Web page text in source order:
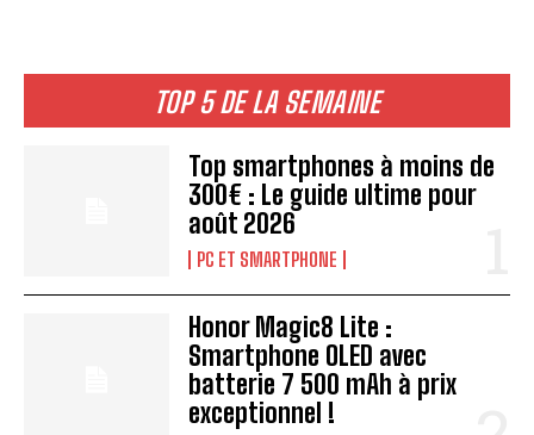
TOP 5 DE LA SEMAINE
Top smartphones à moins de
300€ : Le guide ultime pour
août 2026
PC ET SMARTPHONE
Honor Magic8 Lite :
Smartphone OLED avec
batterie 7 500 mAh à prix
exceptionnel !